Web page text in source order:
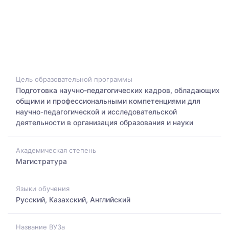
Цель образовательной программы
Подготовка научно-педагогических кадров, обладающих
общими и профессиональными компетенциями для
научно-педагогической и исследовательской
деятельности в организация образования и науки
Академическая степень
Магистратура
Языки обучения
Русский, Казахский, Английский
Название ВУЗа